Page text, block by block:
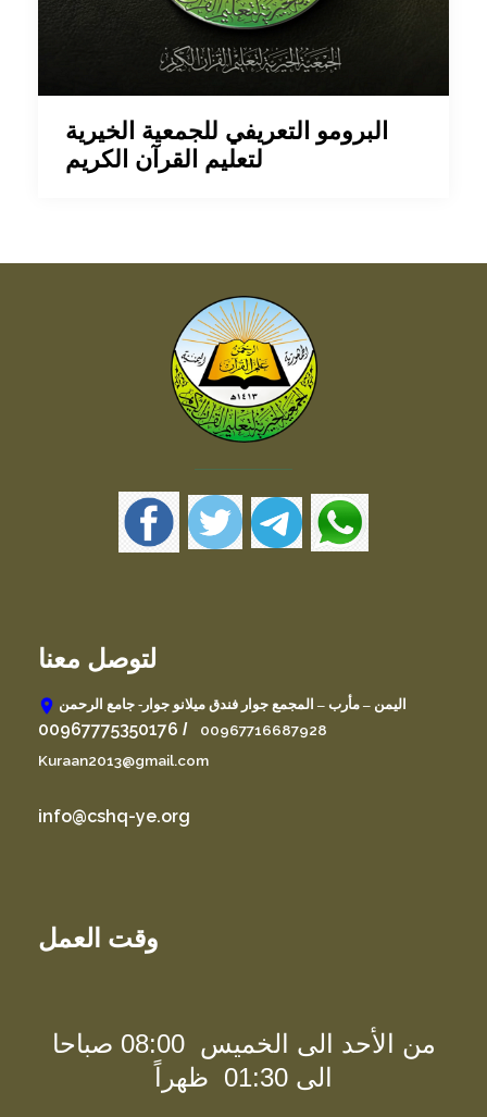
البرومو التعريفي للجمعية الخيرية
لتعليم القرآن الكريم
لتوصل معنا
اليمن – مأرب – المجمع جوار فندق ميلانو جوار- جامع الرحمن
00967716687928
/
00967775350176
Kuraan2013@gmail.com
info@cshq-ye.org
وقت العمل
من الأحد الى الخميس 08:00 صباحا
الى 01:30 ظهراً